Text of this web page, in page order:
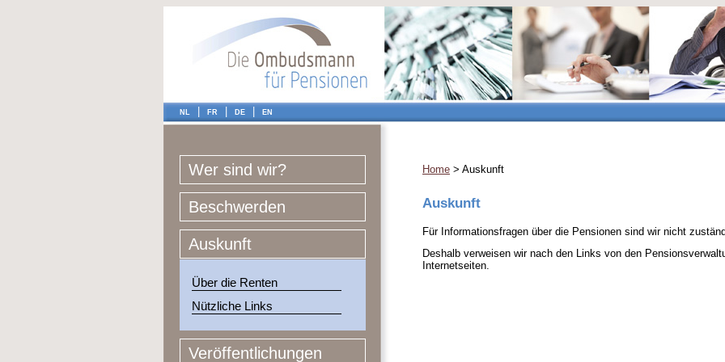
NL FR DE EN
Wer sind wir?
Beschwerden
Auskunft
Über die Renten
Nützliche Links
Veröffentlichungen
Home > Auskunft
Auskunft
Für Informationsfragen über die Pensionen sind wir nicht
Deshalb verweisen wir nach den Links von den
Internetseiten.